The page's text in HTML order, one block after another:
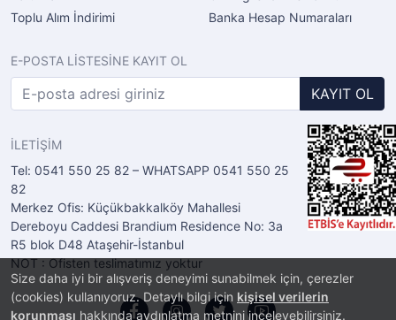
Size daha iyi bir alışveriş deneyimi sunabilmek için, çerezler
(cookies) kullanıyoruz. Detaylı bilgi için kişisel verilerin
korunması hakkında aydınlatma metnini inceleyebilirsiniz.
Toplu Alım İndirimi
Banka Hesap Numaraları
E-POSTA LİSTESİNE KAYIT OL
KAYIT OL
İLETİŞİM
Tel: 0541 550 25 82 – WHATSAPP 0541 550 25
82
Merkez Ofis: Küçükbakkalköy Mahallesi
Dereboyu Caddesi Brandium Residence No: 3a
R5 blok D48 Ataşehir-İstanbul
NOT : Ofisten teslimatımız yoktur